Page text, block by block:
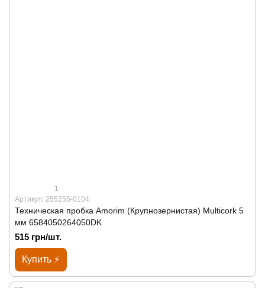
1
Артикул: 255255-0104
Техническая пробка Amorim (Крупнозернистая) Multicork 5
мм 6584050264050DK
515 грн/шт.
Купить ⚡